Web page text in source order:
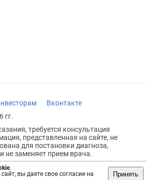
.
вы даете свое согласие на
Принять
Вконтакте
гг.
требуется консультация
представленная на сайте, не
для постановки диагноза,
не заменяет прием врача.
18+